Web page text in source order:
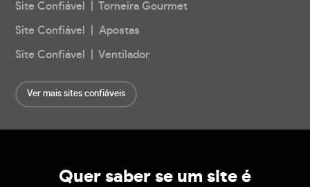
Site Confiável | Torneira Gourmet
Site Confiável | Apostas
Site Confiável | Ventilador
Ver mais sites confiáveis
Quer saber se um site é